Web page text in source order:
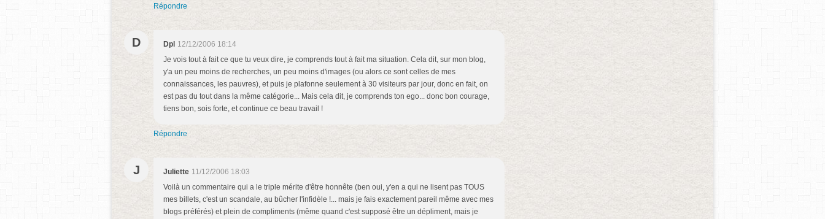
Répondre
D Dpl 12/12/2006 18:14
Je vois tout à fait ce que tu veux dire, je comprends tout à fait ma situation. Cela dit, sur mon blog,
y'a un peu moins de recherches, un peu moins d'images (ou alors ce sont celles de mes
connaissances, les pauvres), et puis je plafonne seulement à 30 visiteurs par jour, donc en fait, on
est pas du tout dans la même catégorie... Mais cela dit, je comprends ton ego... donc bon courage,
tiens bon, sois forte, et continue ce beau travail !
Répondre
J Juliette 11/12/2006 18:03
Voilà un commentaire qui a le triple mérite d'être honnête (ben oui, y'en a qui ne lisent pas TOUS
mes billets, c'est un scandale, au bûcher l'infidèle !... mais je fais exactement pareil même avec mes
blogs préférés) et plein de compliments (même quand c'est supposé être un dépliment, mais je